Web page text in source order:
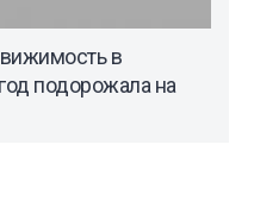
в
подорожала на